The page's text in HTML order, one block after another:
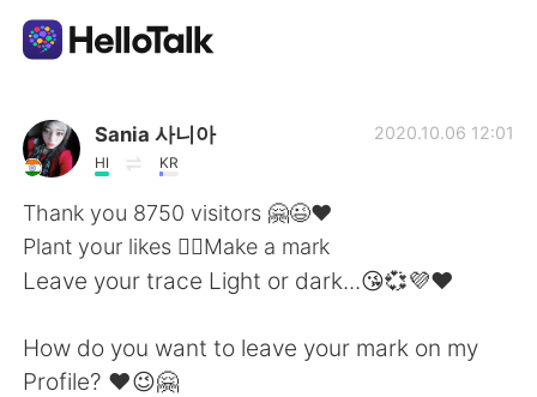
Appli d'échange linguistique
AI Grammar Checker
Français
English 简体中文
Sania 사니아
HI KR
2020.10.06 12:01
Thank you 8750 visitors 🤗😉❤️
Plant your likes 👍🏻Make a mark
Leave your trace Light or dark...😘💞💜❤️
How do you want to leave your mark on my
Profile? ❤️😉🤗